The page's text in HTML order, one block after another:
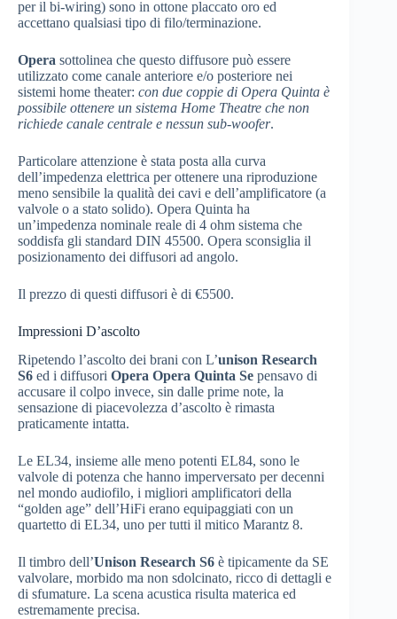
per il bi-wiring) sono in ottone placcato oro ed
accettano qualsiasi tipo di filo/terminazione.
Opera sottolinea che questo diffusore può essere
utilizzato come canale anteriore e/o posteriore nei
sistemi home theater: con due coppie di Opera Quinta è
possibile ottenere un sistema Home Theatre che non
richiede canale centrale e nessun sub-woofer.
Particolare attenzione è stata posta alla curva
dell’impedenza elettrica per ottenere una riproduzione
meno sensibile la qualità dei cavi e dell’amplificatore (a
valvole o a stato solido). Opera Quinta ha
un’impedenza nominale reale di 4 ohm sistema che
soddisfa gli standard DIN 45500. Opera sconsiglia il
posizionamento dei diffusori ad angolo.
Il prezzo di questi diffusori è di €5500.
Impressioni D’ascolto
Ripetendo l’ascolto dei brani con L’unison Research
S6 ed i diffusori Opera Opera Quinta Se pensavo di
accusare il colpo invece, sin dalle prime note, la
sensazione di piacevolezza d’ascolto è rimasta
praticamente intatta.
Le EL34, insieme alle meno potenti EL84, sono le
valvole di potenza che hanno imperversato per decenni
nel mondo audiofilo, i migliori amplificatori della
“golden age” dell’HiFi erano equipaggiati con un
quartetto di EL34, uno per tutti il mitico Marantz 8.
Il timbro dell’Unison Research S6 è tipicamente da SE
valvolare, morbido ma non sdolcinato, ricco di dettagli e
di sfumature. La scena acustica risulta materica ed
estremamente precisa.